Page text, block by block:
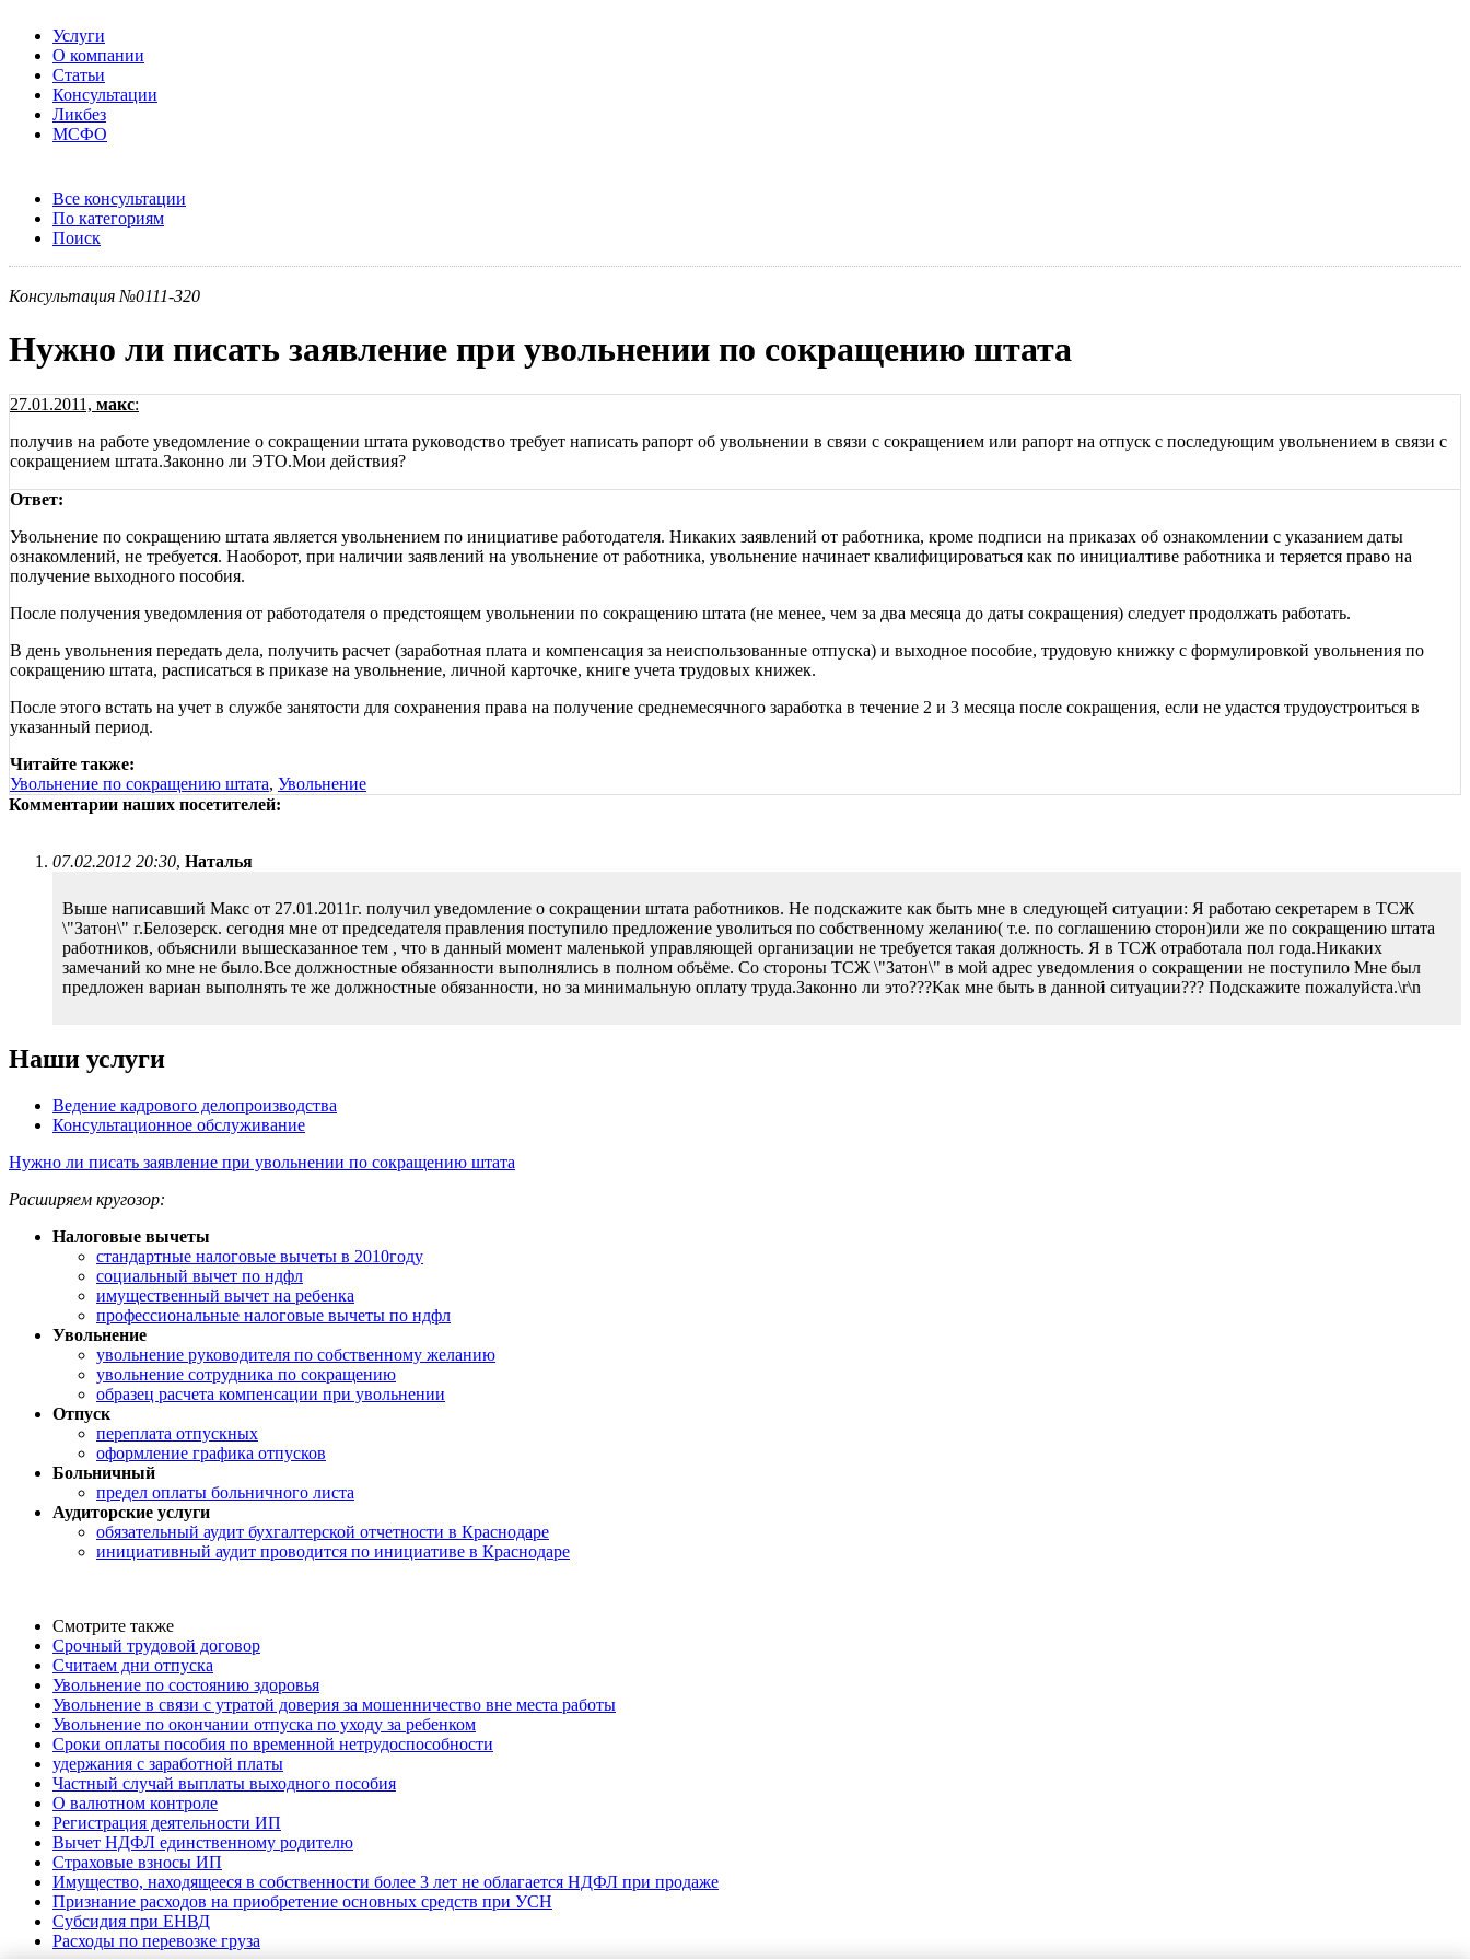
Услуги
О компании
Статьи
Консультации
Ликбез
МСФО
Все консультации
По категориям
Поиск
Консультация №0111-320
Нужно ли писать заявление при увольнении по сокращению штата
27.01.2011, макс:
получив на работе уведомление о сокращении штата руководство требует написать рапорт об увольнении в связи с сокращением или рапорт на отпуск с последующим увольнением в связи с
сокращением штата.Законно ли ЭТО.Мои действия?
Ответ:
Увольнение по сокращению штата является увольнением по инициативе работодателя. Никаких заявлений от работника, кроме подписи на приказах об ознакомлении с указанием даты
ознакомлений, не требуется. Наоборот, при наличии заявлений на увольнение от работника, увольнение начинает квалифицироваться как по инициалтиве работника и теряется право на
получение выходного пособия.
После получения уведомления от работодателя о предстоящем увольнении по сокращению штата (не менее, чем за два месяца до даты сокращения) следует продолжать работать.
В день увольнения передать дела, получить расчет (заработная плата и компенсация за неиспользованные отпуска) и выходное пособие, трудовую книжку с формулировкой увольнения по
сокращению штата, расписаться в приказе на увольнение, личной карточке, книге учета трудовых книжек.
После этого встать на учет в службе занятости для сохранения права на получение среднемесячного заработка в течение 2 и 3 месяца после сокращения, если не удастся трудоустроиться в
указанный период.
Читайте также:
Увольнение по сокращению штата, Увольнение
Комментарии наших посетителей:
07.02.2012 20:30, Наталья
Выше написавший Макс от 27.01.2011г. получил уведомление о сокращении штата работников. Не подскажите как быть мне в следующей ситуации: Я работаю секретарем в ТСЖ
\"Затон\" г.Белозерск. сегодня мне от председателя правления поступило предложение уволиться по собственному желанию( т.е. по соглашению сторон)или же по сокращению штата
работников, объяснили вышесказанное тем , что в данный момент маленькой управляющей организации не требуется такая должность. Я в ТСЖ отработала пол года.Никаких
замечаний ко мне не было.Все должностные обязанности выполнялись в полном объёме. Со стороны ТСЖ \"Затон\" в мой адрес уведомления о сокращении не поступило Мне был
предложен вариан выполнять те же должностные обязанности, но за минимальную оплату труда.Законно ли это???Как мне быть в данной ситуации??? Подскажите пожалуйста.\r\n
Наши услуги
Ведение кадрового делопроизводства
Консультационное обслуживание
Нужно ли писать заявление при увольнении по сокращению штата
Расширяем кругозор:
Налоговые вычеты
стандартные налоговые вычеты в 2010году
социальный вычет по ндфл
имущественный вычет на ребенка
профессиональные налоговые вычеты по ндфл
Увольнение
увольнение руководителя по собственному желанию
увольнение сотрудника по сокращению
образец расчета компенсации при увольнении
Отпуск
переплата отпускных
оформление графика отпусков
Больничный
предел оплаты больничного листа
Аудиторские услуги
обязательный аудит бухгалтерской отчетности в Краснодаре
инициативный аудит проводится по инициативе в Краснодаре
Смотрите также
Срочный трудовой договор
Считаем дни отпуска
Увольнение по состоянию здоровья
Увольнение в связи с утратой доверия за мошенничество вне места работы
Увольнение по окончании отпуска по уходу за ребенком
Сроки оплаты пособия по временной нетрудоспособности
удержания с заработной платы
Частный случай выплаты выходного пособия
О валютном контроле
Регистрация деятельности ИП
Вычет НДФЛ единственному родителю
Страховые взносы ИП
Имущество, находящееся в собственности более 3 лет не облагается НДФЛ при продаже
Признание расходов на приобретение основных средств при УСН
Субсидия при ЕНВД
Расходы по перевозке груза